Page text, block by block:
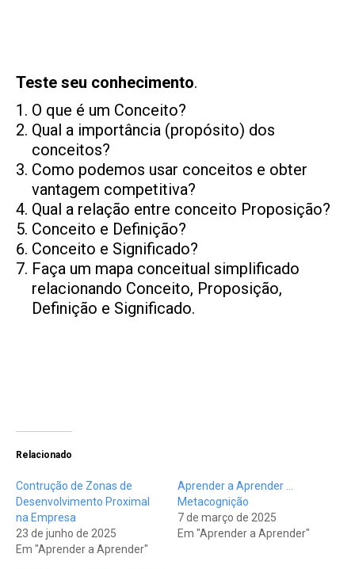
Teste seu conhecimento.
O que é um Conceito?
Qual a importância (propósito) dos
conceitos?
Como podemos usar conceitos e obter
vantagem competitiva?
Qual a relação entre conceito Proposição?
Conceito e Definição?
Conceito e Significado?
Faça um mapa conceitual simplificado
relacionando Conceito, Proposição,
Definição e Significado.
Relacionado
Contrução de Zonas de
Desenvolvimento Proximal
na Empresa
23 de junho de 2025
Em "Aprender a Aprender"
Aprender a Aprender …
Metacognição
7 de março de 2025
Em "Aprender a Aprender"